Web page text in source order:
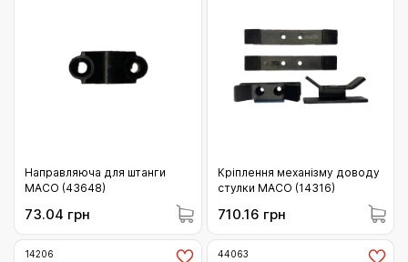
Направляюча для штанги
MACO (43648)
73.04 грн
Кріплення механізму доводу
стулки MACO (14316)
710.16 грн
14206 44063